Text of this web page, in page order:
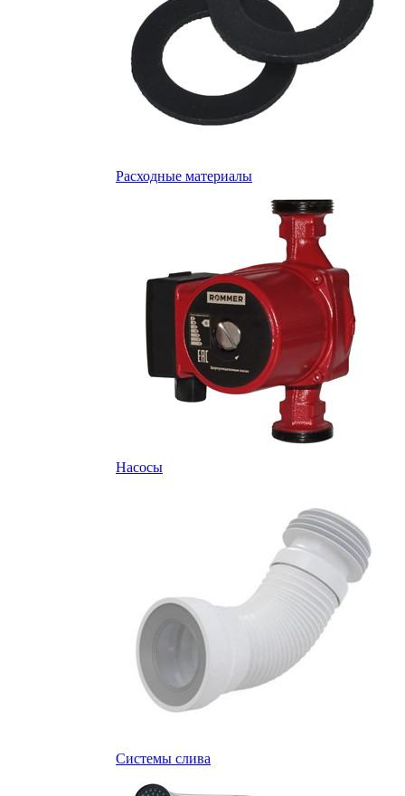
Расходные материалы
Насосы
Системы слива